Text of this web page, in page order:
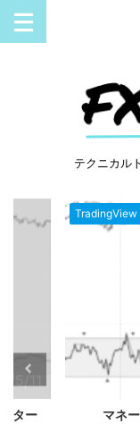
テクニカルト
ター
TradingView
マネ